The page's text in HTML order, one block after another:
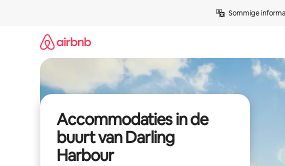
Sommige
Accommodaties in de
buurt van Darling
Harbour